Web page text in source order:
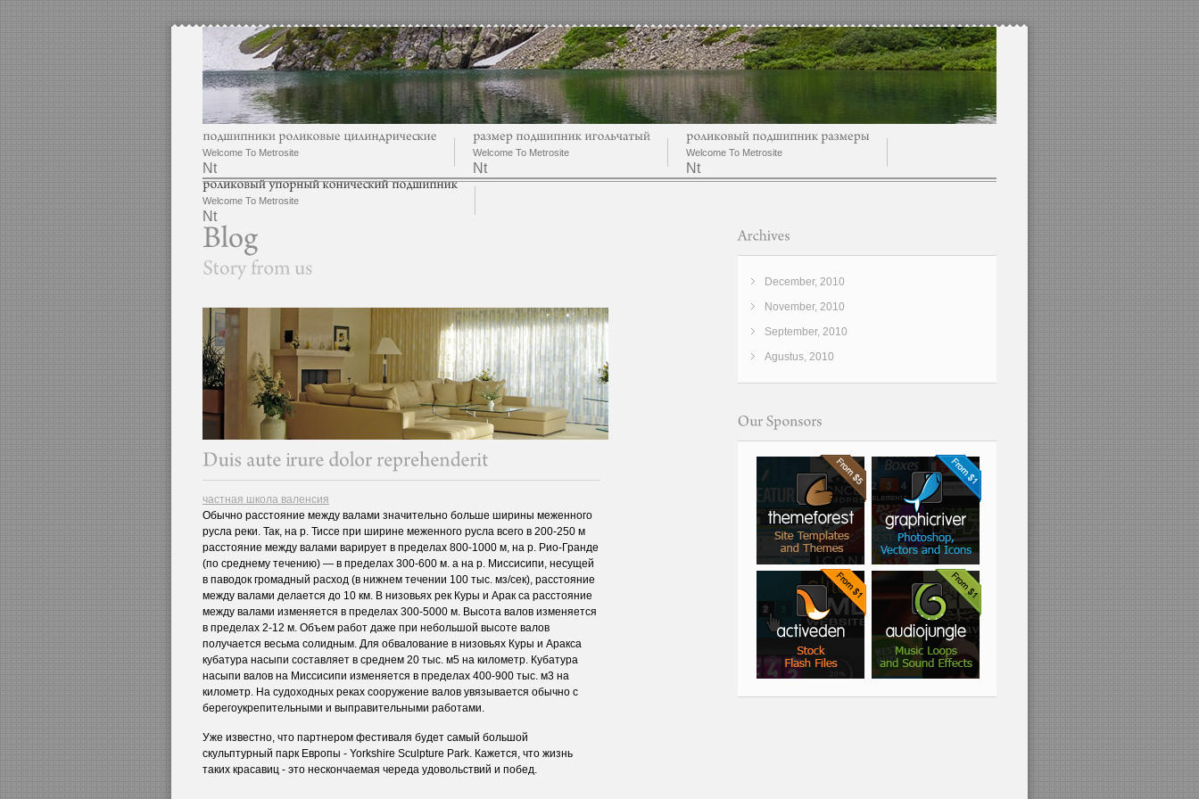
Welcome To Metrosite
Nt
Welcome To Metrosite
Nt
Welcome To Metrosite
Nt
Welcome To Metrosite
Nt
частная школа валенсия
Обычно расстояние между валами значительно больше ширины меженного
русла реки. Так, на р. Тиссе при ширине меженного русла всего в 200-250 м
расстояние между валами варирует в пределах 800-1000 м, на р. Рио-Гранде
(по среднему течению) — в пределах 300-600 м. а на р. Миссисипи, несущей
в паводок громадный расход (в нижнем течении 100 тыс. мз/сек), расстояние
между валами делается до 10 км. В низовьях рек Куры и Арак са расстояние
между валами изменяется в пределах 300-5000 м. Высота валов изменяется
в пределах 2-12 м. Объем работ даже при небольшой высоте валов
получается весьма солидным. Для обвалование в низовьях Куры и Аракса
кубатура насыпи составляет в среднем 20 тыс. м5 на километр. Кубатура
насыпи валов на Миссисипи изменяется в пределах 400-900 тыс. м3 на
километр. На судоходных реках сооружение валов увязывается обычно с
берегоукрепительными и выправительными работами.
Уже известно, что партнером фестиваля будет самый большой
скульптурный парк Европы - Yorkshire Sculpture Park. Кажется, что жизнь
таких красавиц - это нескончаемая череда удовольствий и побед.
December, 2010
November, 2010
September, 2010
Agustus, 2010